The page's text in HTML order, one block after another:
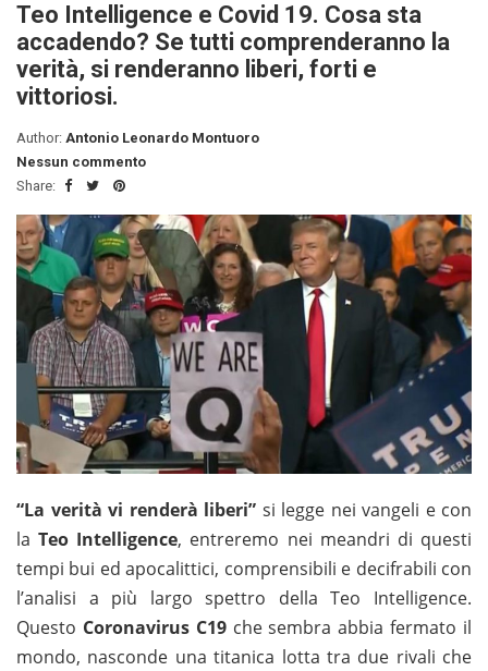
Teo Intelligence e Covid 19. Cosa sta
accadendo? Se tutti comprenderanno la
verità, si renderanno liberi, forti e
vittoriosi.
Author: Antonio Leonardo Montuoro
Nessun commento
Share:
“La verità vi renderà liberi” si legge nei vangeli e con
laTeo Intelligence, entreremo nei meandri di questi
tempi bui ed apocalittici, comprensibili e decifrabili con
l’analisi a più largo spettro della Teo Intelligence.
Questo Coronavirus C19che sembra abbia fermato il
mondo, nasconde una titanica lotta tra due rivali che